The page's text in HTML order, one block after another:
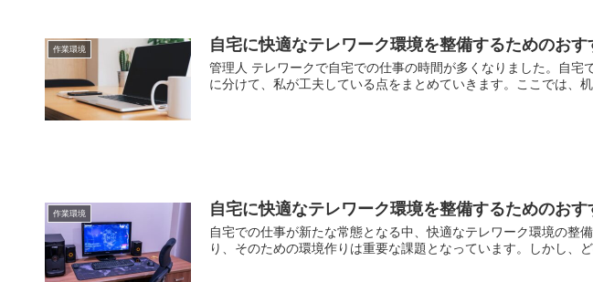
作業環境 自宅に快適なテレワーク環境を整備するためのお
管理人 テレワークで自宅での仕事の時間が多くなりました。自
に分けて、私が工夫している点をまとめていきます。ここでは、
作業環境 自宅に快適なテレワーク環境を整備するためのお
自宅での仕事が新たな常態となる中、快適なテレワーク環境の整
り、そのための環境作りは重要な課題となっています。しかし、